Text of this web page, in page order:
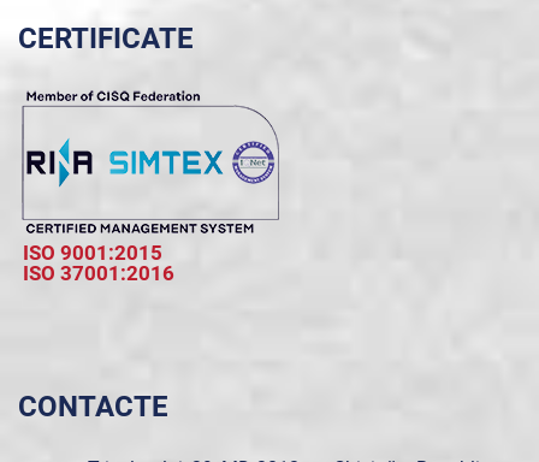
CERTIFICATE
ISO 9001:2015
ISO 37001:2016
CONTACTE